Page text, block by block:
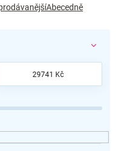
Abecedně
29741 Kč